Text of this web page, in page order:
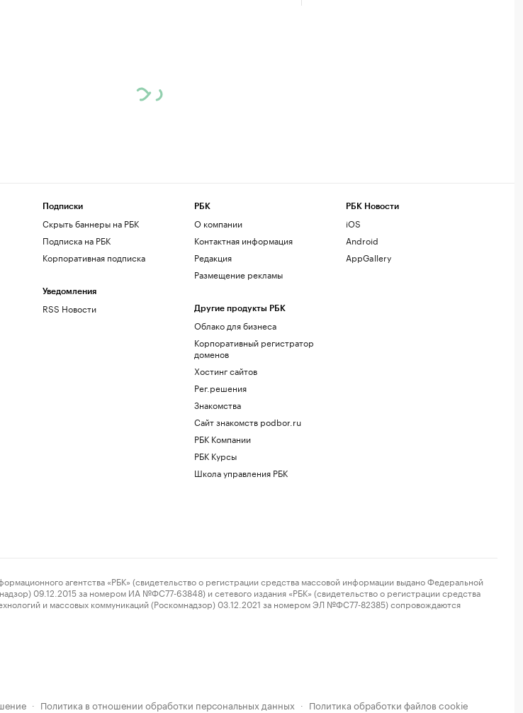
Подписки
Скрыть баннеры на РБК
Подписка на РБК
Корпоративная подписка
Уведомления
RSS Новости
РБК
О компании
Контактная информация
Редакция
Размещение рекламы
Другие продукты РБК
Облако для бизнеса
Корпоративный регистратор
доменов
Хостинг сайтов
Рег.решения
Знакомства
Сайт знакомств podbor.ru
РБК Компании
РБК Курсы
Школа управления РБК
РБК Новости
iOS
Android
AppGallery
агентства «РБК» (свидетельство о регистрации средства массовой информации выдано Федеральной
09.12.2015 за номером ИА №ФС77-63848) и сетевого издания «РБК» (свидетельство о регистрации средства
и массовых коммуникаций (Роскомнадзор) 03.12.2021 за номером ЭЛ №ФС77-82385) сопровождаются
· Политика в отношении обработки персональных данных · Политика обработки файлов cookie